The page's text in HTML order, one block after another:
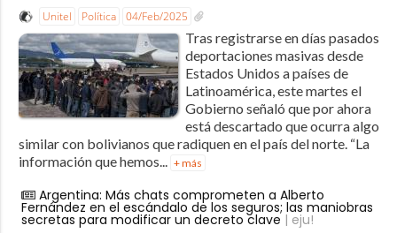
Unitel Política 04/Feb/2025
Tras registrarse en días pasados
deportaciones masivas desde
Estados Unidos a países de
Latinoamérica, este martes el
Gobierno señaló que por ahora
está descartado que ocurra algo
similar con bolivianos que radiquen en el país del norte. “La
información que hemos... + más
Argentina: Más chats comprometen a Alberto
Fernández en el escándalo de los seguros; las maniobras
secretas para modificar un decreto clave | eju!